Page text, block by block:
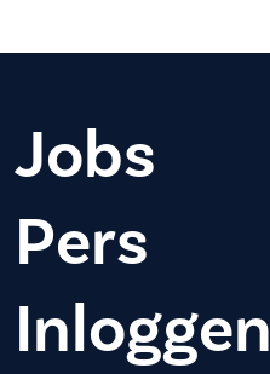
Jobs
Pers
Inloggen